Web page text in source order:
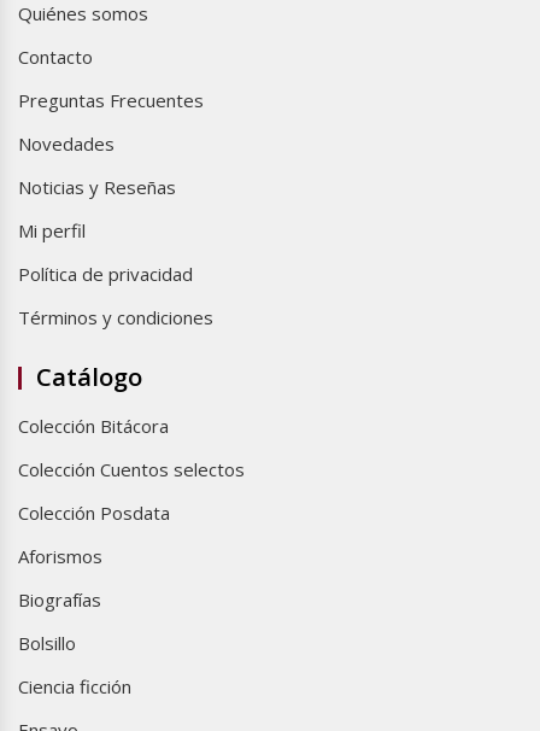
Quiénes somos
Contacto
Preguntas Frecuentes
Novedades
Noticias y Reseñas
Mi perfil
Política de privacidad
Términos y condiciones
Catálogo
Colección Bitácora
Colección Cuentos selectos
Colección Posdata
Aforismos
Biografías
Bolsillo
Ciencia ficción